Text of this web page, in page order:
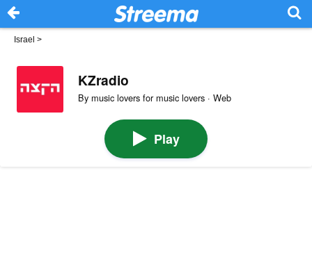
Israel >
KZradio
By music lovers for music lovers · Web
Play